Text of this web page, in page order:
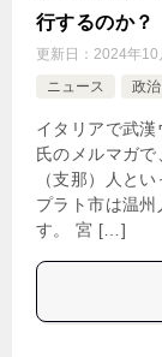
行するのか？
更新日： 2024年10
ニュース
政
イタリアで武
氏のメルマガ
（支那）人と
プラト市は温
す。 宮 […]